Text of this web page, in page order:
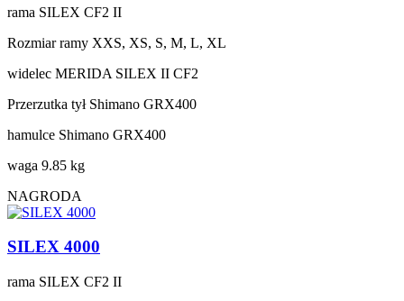
rama SILEX CF2 II
Rozmiar ramy XXS, XS, S, M, L, XL
widelec MERIDA SILEX II CF2
Przerzutka tył Shimano GRX400
hamulce Shimano GRX400
waga 9.85 kg
NAGRODA
SILEX 4000
rama SILEX CF2 II